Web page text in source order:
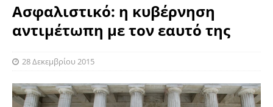
Ασφαλιστικό: η κυβέρνηση
αντιμέτωπη με τον εαυτό της
28 Δεκεμβρίου 2015